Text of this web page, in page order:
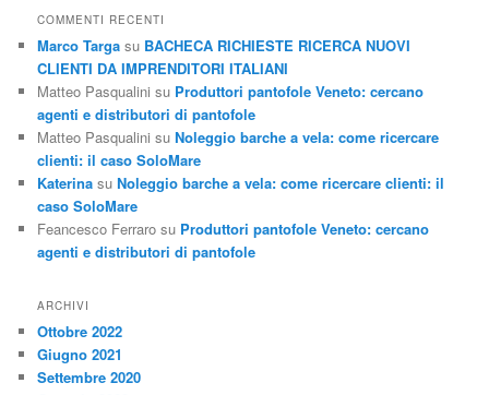
c
COMMENTI RECENTI
Marco Targa su BACHECA RICHIESTE RICERCA NUOVI
CLIENTI DA IMPRENDITORI ITALIANI
Matteo Pasqualini su Produttori pantofole Veneto: cercano
agenti e distributori di pantofole
Matteo Pasqualini suNoleggio barche a vela: come ricercare
clienti: il caso SoloMare
Katerina suNoleggio barche a vela: come ricercare clienti: il
caso SoloMare
Feancesco Ferraro su Produttori pantofole Veneto: cercano
agenti e distributori di pantofole
ARCHIVI
Ottobre 2022
Giugno 2021
Settembre 2020